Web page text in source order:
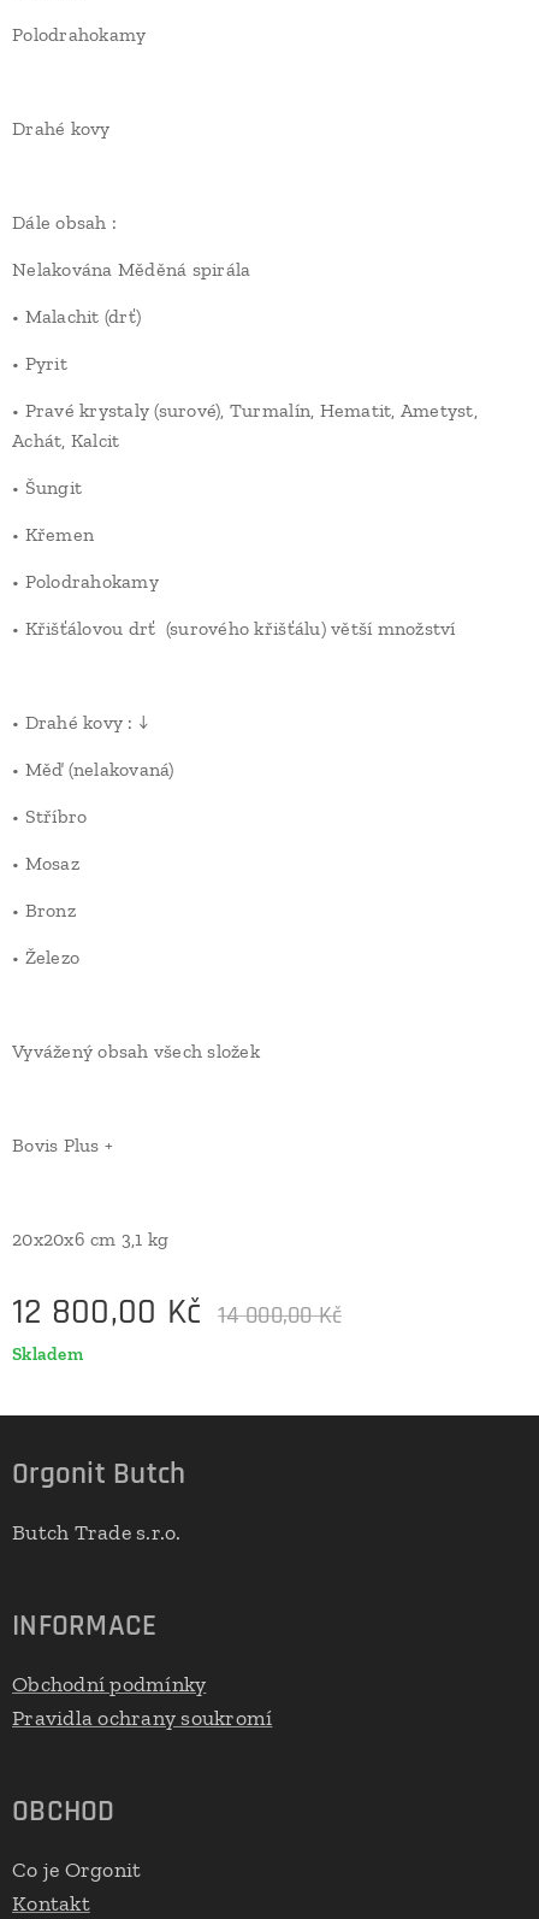
Polodrahokamy
Drahé kovy
Dále obsah :
Nelakována Měděná spirála
• Malachit (drť)
• Pyrit
• Pravé krystaly (surové), Turmalín, Hematit, Ametyst,
Achát, Kalcit
• Šungit
• Křemen
• Polodrahokamy
• Křišťálovou drť (surového křišťálu) větší množství
• Drahé kovy : ↓
• Měď (nelakovaná)
• Stříbro
• Mosaz
• Bronz
• Železo
Vyvážený obsah všech složek
Bovis Plus +
20x20x6 cm 3,1 kg
12 800,00 Kč 14 000,00Kč
Skladem
Orgonit Butch
Butch Trade s.r.o.
INFORMACE
Obchodní podmínky
Pravidla ochrany soukromí
OBCHOD
Co je Orgonit
Kontakt